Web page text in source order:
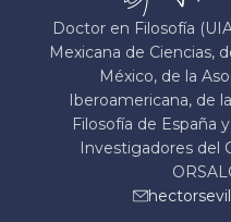
Doctor en Filosofía
Mexicana de Ciencias,
México, de la
Iberoamericana, de
Filosofía de España
Investigadores del